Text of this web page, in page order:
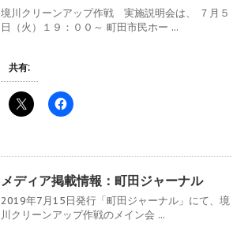
境川クリーンアップ作戦 実施説明会は、 ７月５
日（火）１９：００～ 町田市民ホー ...
共有:
メディア掲載情報：町田ジャーナル
2019年7月15日発行「町田ジャーナル」にて、境
川クリーンアップ作戦のメイン会 ...